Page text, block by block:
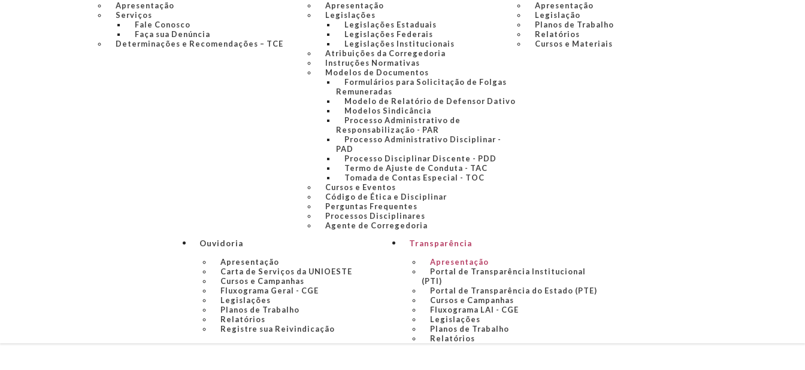
Apresentação
Serviços
Fale Conosco
Faça sua Denúncia
Determinações e Recomendações – TCE
Apresentação
Legislações
Legislações Estaduais
Legislações Federais
Legislações Institucionais
Atribuições da Corregedoria
Instruções Normativas
Modelos de Documentos
Formulários para Solicitação de Folgas
Remuneradas
Modelo de Relatório de Defensor Dativo
Modelos Sindicância
Processo Administrativo de
Responsabilização - PAR
Processo Administrativo Disciplinar -
PAD
Processo Disciplinar Discente - PDD
Termo de Ajuste de Conduta - TAC
Tomada de Contas Especial - TOC
Cursos e Eventos
Código de Ética e Disciplinar
Perguntas Frequentes
Processos Disciplinares
Agente de Corregedoria
Apresentação
Legislação
Planos de Trabalho
Relatórios
Cursos e Materiais
Ouvidoria
Apresentação
Carta de Serviços da UNIOESTE
Cursos e Campanhas
Fluxograma Geral - CGE
Legislações
Planos de Trabalho
Relatórios
Registre sua Reivindicação
Transparência
Apresentação
Portal de Transparência Institucional
(PTI)
Portal de Transparência do Estado (PTE)
Cursos e Campanhas
Fluxograma LAI - CGE
Legislações
Planos de Trabalho
Relatórios